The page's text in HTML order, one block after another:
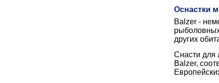
Оснастки
Balzer -
других
Снасти для
Balzer,